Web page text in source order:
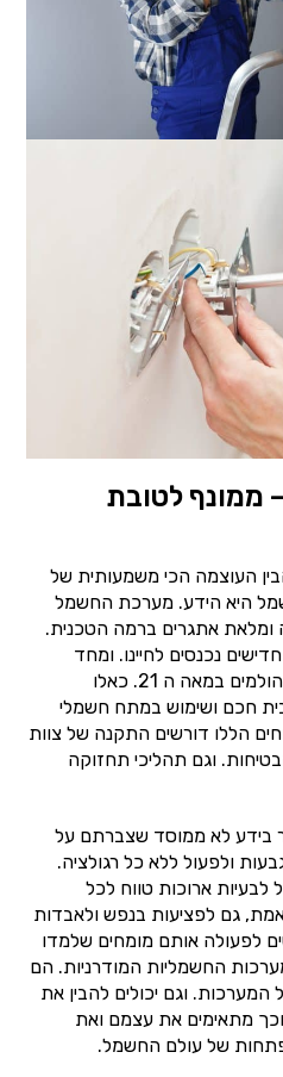
ממונף לטובת
העוצמה הכי משמעותית של
היא הידע. מערכת החשמל
אתגרים ברמה הטכנית.
נכנסים לחיינו. ומחד
מאפשרים את תנאי המגורים ההולמים במאה ה 21. כאלו
חכם ושימוש במתח חשמלי
הללו דורשים התקנה של צוות
וגם תהליכי תחזוקה
בידע לא ממוסד שצברתם על
ולפעול ללא כל רגולציה.
ארוכות טווח לכל
גם לפציעות בנפש ולאבדות
לפעולה אותם מומחים שלמדו
החשמליות המודרניות. הם
המערכות. וגם יכולים להבין את
מתאימים את עצמם ואת
של עולם החשמל.